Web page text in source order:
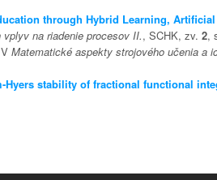
through Hybrid Learning,
na riadenie procesov II., SCHK, zv. 2,
Matematické aspekty strojového učenia a
Hyers stability of fractional functional